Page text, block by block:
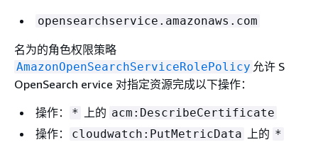
opensearchservice.amazonaws.com
名为的角色权限策略
AmazonOpenSearchServiceRolePolicy 允许 S
OpenSearch ervice 对指定资源完成以下操作：
操作：
* 上的 acm:DescribeCertificate
操作： cloudwatch:PutMetricData 上的 *